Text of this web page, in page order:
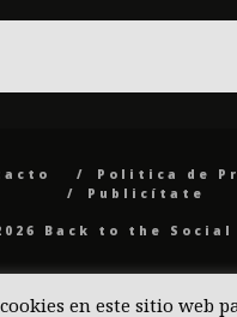
Politica de
Publicítate
Back to the Social
en este sitio web